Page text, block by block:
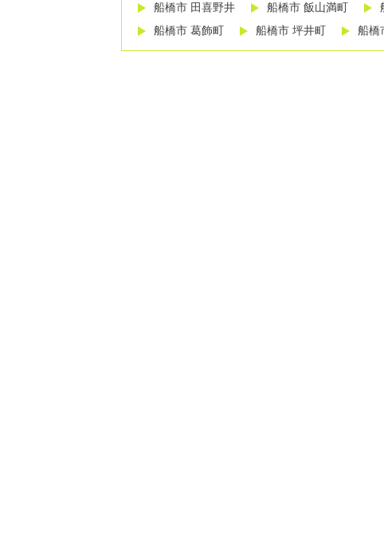
船橋市 田喜野井
船橋市 飯山満町
船橋市 葛飾町
船橋市 坪井町 船橋